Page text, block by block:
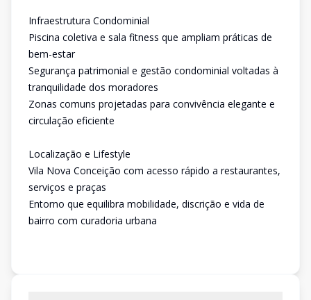
Infraestrutura Condominial
Piscina coletiva e sala fitness que ampliam práticas de
bem-estar
Segurança patrimonial e gestão condominial voltadas à
tranquilidade dos moradores
Zonas comuns projetadas para convivência elegante e
circulação eficiente
Localização e Lifestyle
Vila Nova Conceição com acesso rápido a restaurantes,
serviços e praças
Entorno que equilibra mobilidade, discrição e vida de
bairro com curadoria urbana